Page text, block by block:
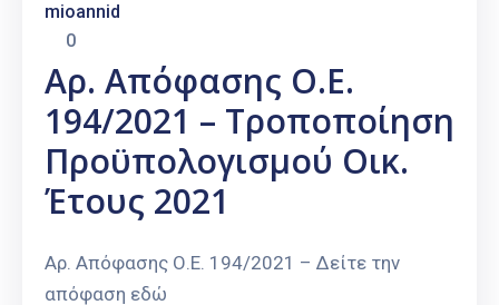
mioannid
0
Αρ. Απόφασης Ο.Ε.
194/2021 – Τροποποίηση
Προϋπολογισμού Οικ.
Έτους 2021
Αρ. Απόφασης Ο.Ε. 194/2021 – Δείτε την
απόφαση εδώ